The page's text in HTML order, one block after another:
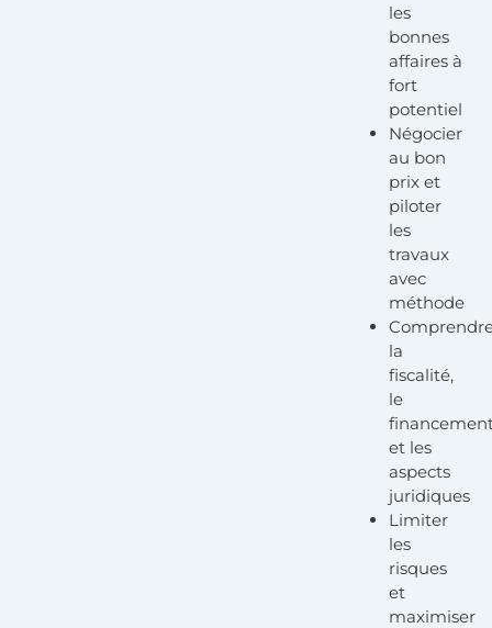
les
bonnes
affaires à
fort
potentiel
Négocier
au bon
prix et
piloter
les
travaux
avec
méthode
la
fiscalité,
le
et les
aspects
juridiques
Limiter
les
risques
et
maximiser